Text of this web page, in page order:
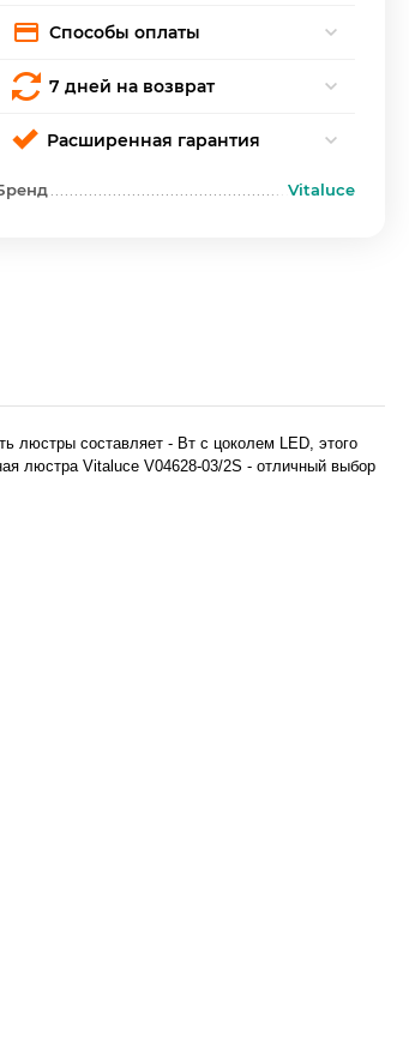
Способы оплаты
7 дней на возврат
Расширенная гарантия
Vitaluce
люстры составляет - Вт с цоколем LED, этого
люстра Vitaluce V04628-03/2S - отличный выбор